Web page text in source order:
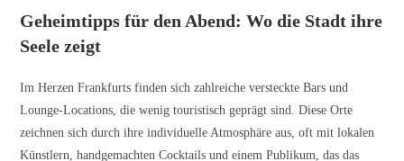
Geheimtipps für den Abend: Wo die Stadt ihre
Seele zeigt
Im Herzen Frankfurts finden sich zahlreiche versteckte Bars und
Lounge-Locations, die wenig touristisch geprägt sind. Diese Orte
zeichnen sich durch ihre individuelle Atmosphäre aus, oft mit lokalen
Künstlern, handgemachten Cocktails und einem Publikum, das das